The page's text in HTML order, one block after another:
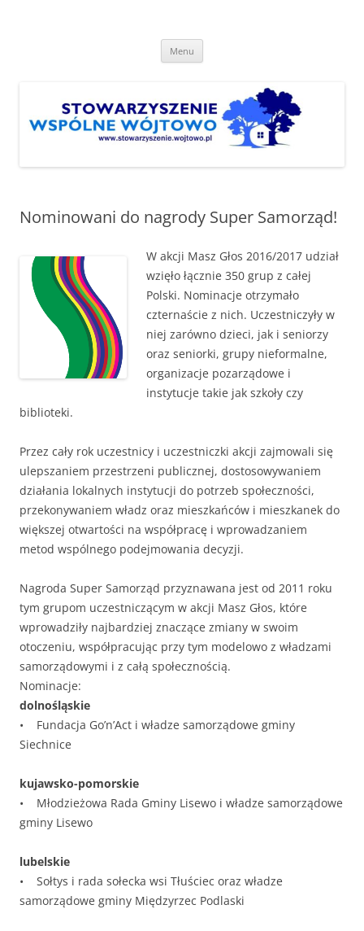
Wójtowo"
Menu
Nominowani do nagrody Super Samorząd!
W akcji Masz Głos 2016/2017 udział
wzięło łącznie 350 grup z całej
Polski. Nominacje otrzymało
czternaście z nich. Uczestniczyły w
niej zarówno dzieci, jak i seniorzy
oraz seniorki, grupy nieformalne,
organizacje pozarządowe i
instytucje takie jak szkoły czy
biblioteki.
Przez cały rok uczestnicy i uczestniczki akcji zajmowali się
ulepszaniem przestrzeni publicznej, dostosowywaniem
działania lokalnych instytucji do potrzeb społeczności,
przekonywaniem władz oraz mieszkańców i mieszkanek do
większej otwartości na współpracę i wprowadzaniem
metod wspólnego podejmowania decyzji.
Nagroda Super Samorząd przyznawana jest od 2011 roku
tym grupom uczestniczącym w akcji Masz Głos, które
wprowadziły najbardziej znaczące zmiany w swoim
otoczeniu, współpracując przy tym modelowo z władzami
samorządowymi i z całą społecznością.
Nominacje:
dolnośląskie
• Fundacja Go’n’Act i władze samorządowe gminy
Siechnice
kujawsko-pomorskie
• Młodzieżowa Rada Gminy Lisewo i władze samorządowe
gminy Lisewo
lubelskie
• Sołtys i rada sołecka wsi Tłuściec oraz władze
samorządowe gminy Międzyrzec Podlaski